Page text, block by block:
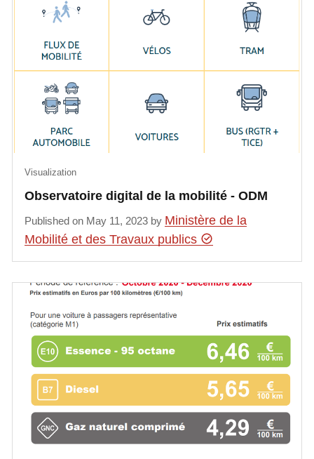
Observatoire digital de la mobilité - ODM
Visualization
Published on May 11, 2023 by Ministère de la
Mobilité et des Travaux publics